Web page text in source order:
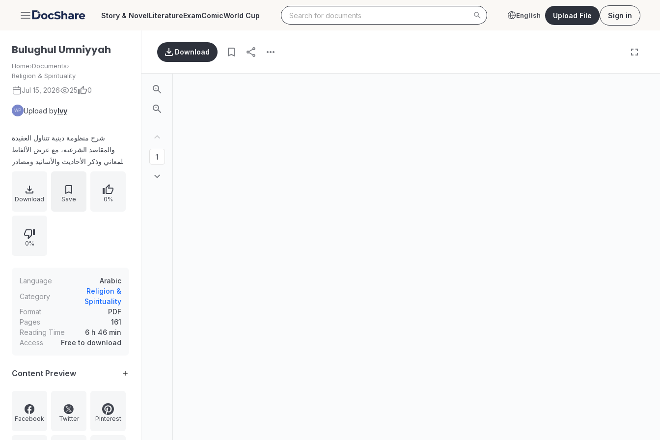
DocShare Story & NovelLiteratureExamComicWorld Cup English Upload File Sign in
Bulughul Umniyyah
Home›Documents›
Religion & Spirituality
Jul 15, 2026 25 0
Upload byIvy
شرح منظومة دينية تتناول العقيدة
والمقاصد الشرعية، مع عرض الألفاظ
والمعاني وذكر الأحاديث والأسانيد ومصادر
بالحمدلة، ثم بيانًا لموضوعات المنظومة
ومقارعاتٍ لغويةٍ وشرحًا لما يتعلق بصفات
Download Save 0%
0%
Language
Arabic
Category
Religion &
Spirituality
Format
PDF
Pages
161
Reading Time
6 h 46 min
Access
Free to download
Content Preview
Facebook Twitter Pinterest
Download